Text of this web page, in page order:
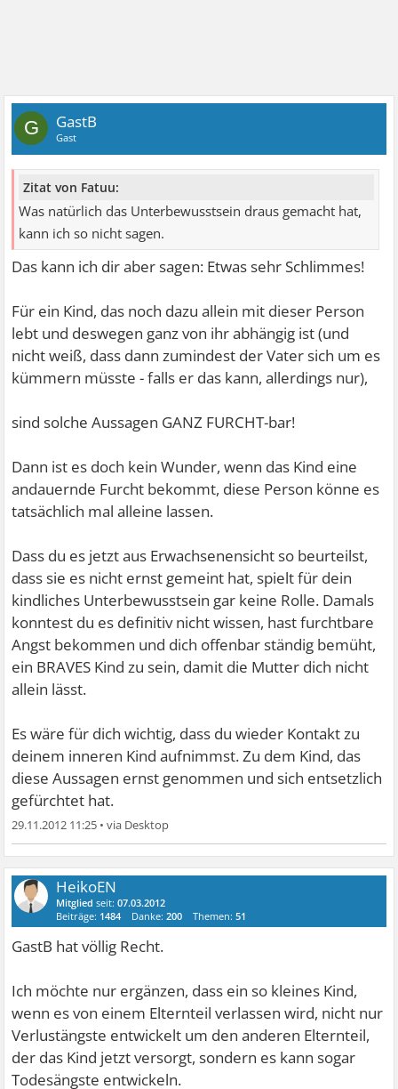
G GastB
Gast
Zitat von Fatuu:
Was natürlich das Unterbewusstsein draus gemacht hat,
kann ich so nicht sagen.
Das kann ich dir aber sagen: Etwas sehr Schlimmes!
Für ein Kind, das noch dazu allein mit dieser Person
lebt und deswegen ganz von ihr abhängig ist (und
nicht weiß, dass dann zumindest der Vater sich um es
kümmern müsste - falls er das kann, allerdings nur),
sind solche Aussagen GANZ FURCHT-bar!
Dann ist es doch kein Wunder, wenn das Kind eine
andauernde Furcht bekommt, diese Person könne es
tatsächlich mal alleine lassen.
Dass du es jetzt aus Erwachsenensicht so beurteilst,
dass sie es nicht ernst gemeint hat, spielt für dein
kindliches Unterbewusstsein gar keine Rolle. Damals
konntest du es definitiv nicht wissen, hast furchtbare
Angst bekommen und dich offenbar ständig bemüht,
ein BRAVES Kind zu sein, damit die Mutter dich nicht
allein lässt.
Es wäre für dich wichtig, dass du wieder Kontakt zu
deinem inneren Kind aufnimmst. Zu dem Kind, das
diese Aussagen ernst genommen und sich entsetzlich
gefürchtet hat.
29.11.2012 11:25 •
HeikoEN
Mitglied seit:07.03.2012
Beiträge: 1484 Danke:200 Themen:51
GastB hat völlig Recht.
Ich möchte nur ergänzen, dass ein so kleines Kind,
wenn es von einem Elternteil verlassen wird, nicht nur
Verlustängste entwickelt um den anderen Elternteil,
der das Kind jetzt versorgt, sondern es kann sogar
Todesängste entwickeln.